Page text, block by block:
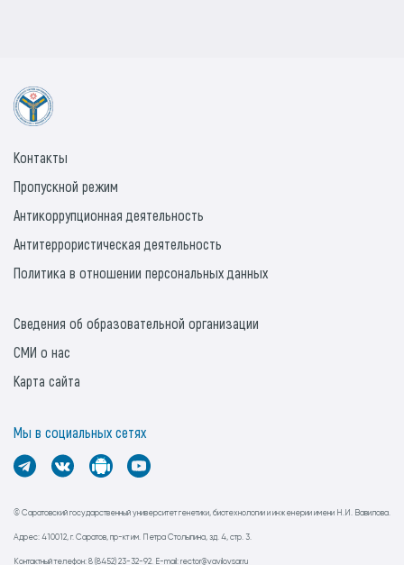
© Саратовский государственный университет генетики, биотехнологии и инженерии имени Н.И. Вавилова.
Адрес: 410012, г. Саратов, пр-кт им. Петра Столыпина, зд. 4, стр. 3.
Контактный телефон: 8 (8452) 23-32-92. E-mail: rector@vavilovsar.ru
Контакты
Пропускной режим
Антикоррупционная деятельность
Антитеррористическая деятельность
Политика в отношении персональных данных
Сведения об образовательной организации
СМИ о нас
Карта сайта
Мы в социальных сетях